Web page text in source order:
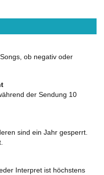
ob negativ oder
der Sendung 10
sind ein Jahr gesperrt.
Interpret ist höchstens